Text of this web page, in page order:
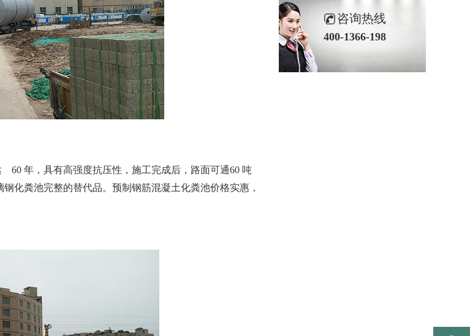
60 年，具有高强度抗压性，施工完成后，路面可通60 吨
化粪池完整的替代品。预制钢筋混凝土化粪池价格实惠，
咨询热线
400-1366-198